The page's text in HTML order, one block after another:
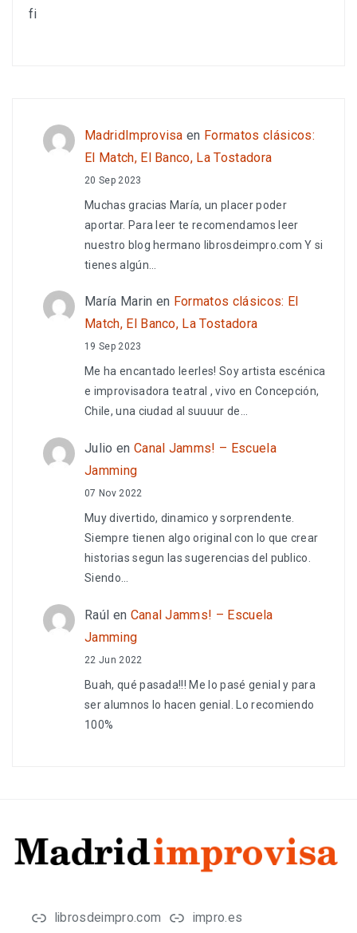
fi
MadridImprovisa en Formatos clásicos:
El Match, El Banco, La Tostadora
20 Sep 2023
Muchas gracias María, un placer poder
aportar. Para leer te recomendamos leer
nuestro blog hermano librosdeimpro.com Y si
tienes algún…
María Marin en Formatos clásicos: El
Match, El Banco, La Tostadora
19 Sep 2023
Me ha encantado leerles! Soy artista escénica
e improvisadora teatral , vivo en Concepción,
Chile, una ciudad al suuuur de…
Julio en Canal Jamms! – Escuela
Jamming
07 Nov 2022
Muy divertido, dinamico y sorprendente.
Siempre tienen algo original con lo que crear
historias segun las sugerencias del publico.
Siendo…
Raúl en Canal Jamms! – Escuela
Jamming
22 Jun 2022
Buah, qué pasada!!! Me lo pasé genial y para
ser alumnos lo hacen genial. Lo recomiendo
100%
librosdeimpro.com impro.es